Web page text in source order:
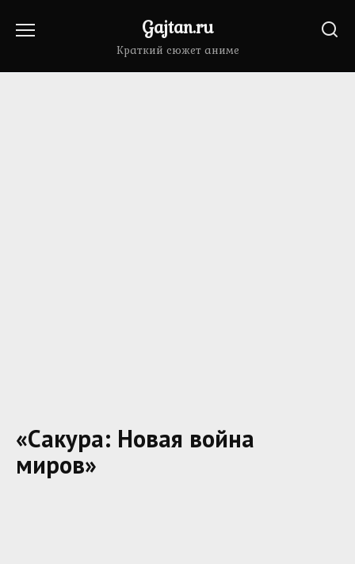
Gajtan.ru
Краткий сюжет аниме
«Сакура: Новая война
миров»